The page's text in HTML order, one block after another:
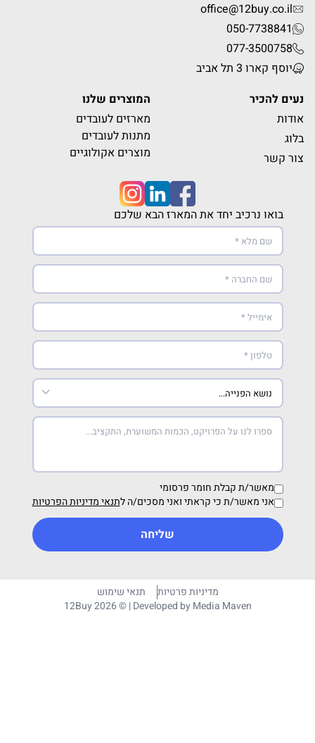
office@12buy.co.il
050-7738841
077-3500758
יוסף קארו 3 תל אביב
נעים להכיר
אודות
בלוג
צור קשר
המוצרים שלנו
מארזים לעובדים
מתנות לעובדים
מוצרים אקולוגיים
בואו נרכיב יחד את המארז הבא שלכם
מאשר/ת קבלת חומר פרסומי
אני מאשר/ת כי קראתי ואני מסכים/ה לתנאי מדיניות הפרטיות
שליחה
מדיניות פרטיות
תנאי שימוש
12Buy 2026 © | Developed byMedia Maven